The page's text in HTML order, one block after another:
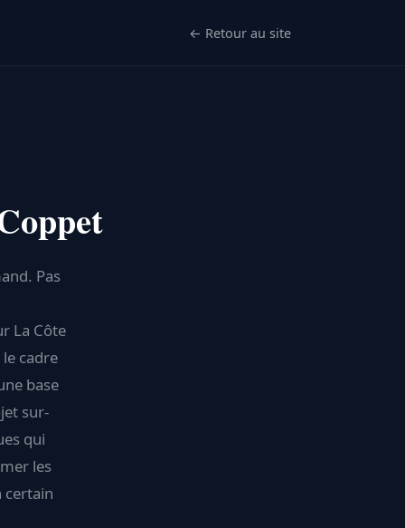
← Retour au site
Pas
La Côte
cadre
base
sur-
qui
les
certain